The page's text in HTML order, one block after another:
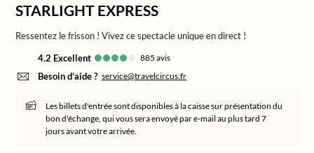
STARLIGHT EXPRESS
Ressentez le frisson ! Vivez ce spectacle unique en direct !
4.2
excellent 885 avis
Besoin d’aide ? service@travelcircus.fr
Les billets d'entrée sont disponibles à la caisse sur présentation du
bon d'échange, qui vous sera envoyé par e-mail au plus tard 7
jours avant votre arrivée.